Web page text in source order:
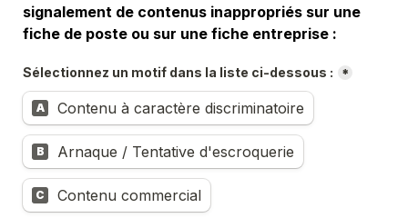
signalement de contenus inappropriés sur une
fiche de poste ou sur une fiche entreprise :
Sélectionnez un motif dans la liste ci-dessous : *
A Contenu à caractère discriminatoire
B Arnaque / Tentative d'escroquerie
C Contenu commercial